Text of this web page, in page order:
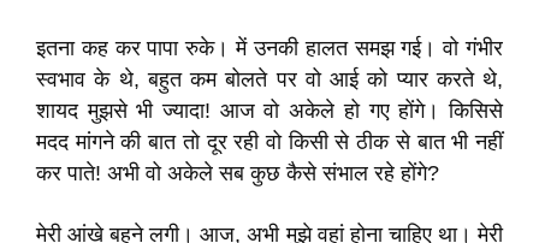
इतना कह कर पापा रुके। में उनकी हालत समझ गई। वो गंभीर
स्वभाव के थे, बहुत कम बोलते पर वो आई को प्यार करते थे,
शायद मुझसे भी ज्यादा! आज वो अकेले हो गए होंगे। किसिसे
मदद मांगने की बात तो दूर रही वो किसी से ठीक से बात भी नहीं
कर पाते! अभी वो अकेले सब कुछ कैसे संभाल रहे होंगे?
मेरी आंखे बहने लगी। आज, अभी मुझे वहां होना चाहिए था। मेरी